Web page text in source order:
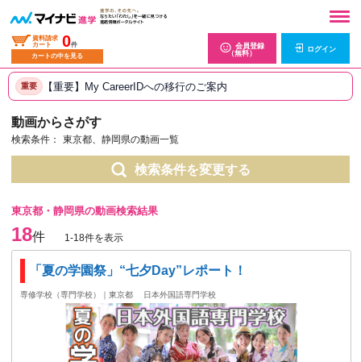
資料請求
カート
0件
カートの中を見る
会員登録
（無料）
ログイン
重要 【重要】My CareerIDへの移行のご案内
動画からさがす
検索条件： 東京都、静岡県の動画一覧
検索条件を変更する
東京都・静岡県の動画検索結果
18件 1-18件を表示
「夏の学園祭」“七夕Day”レポート！
専修学校（専門学校）｜東京都 日本外国語専門学校